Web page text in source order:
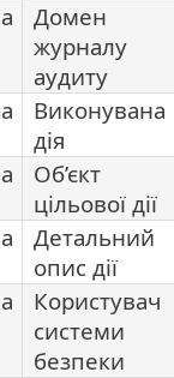
Домен
журналу
аудиту
Виконувана
дія
Об’єкт
цільової дії
Детальний
опис дії
Користувач
системи
безпеки